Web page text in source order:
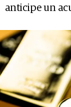
anticipe un